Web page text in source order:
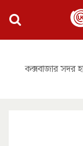
কক্সবাজার সদর